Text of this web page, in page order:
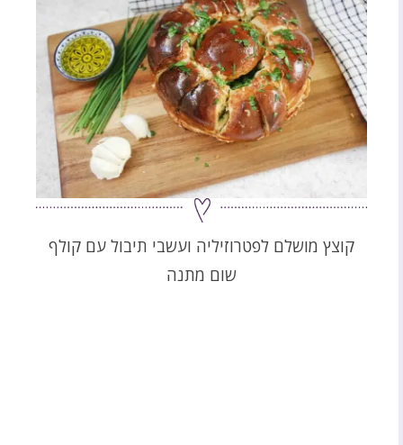
קוצץ מושלם לפטרוזיליה ועשבי תיבול עם קולף
שום מתנה